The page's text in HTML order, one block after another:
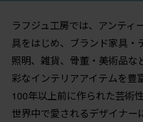
ラフジュ工房では、アンティ
具をはじめ、ブランド家具・
照明、雑貨、骨董・美術品な
彩なインテリアアイテムを豊
100年以上前に作られた芸術
世界中で愛されるデザイナー